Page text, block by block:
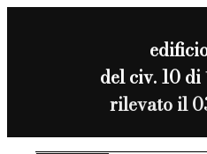
del civ. 10 di
rilevato il